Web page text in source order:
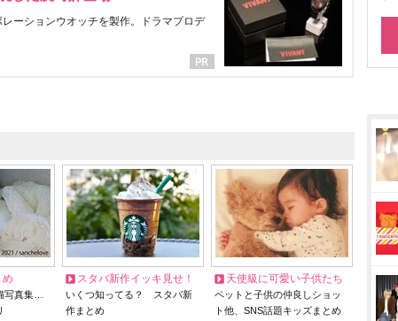
ーションウオッチを製作。ドラマプロデ
め
写真集…
スタバ新作イッキ見せ！
いくつ知ってる？ スタバ新
作まとめ
天使級に可愛い子供たち
ペットと子供の仲良しショッ
ト他、SNS話題キッズまとめ